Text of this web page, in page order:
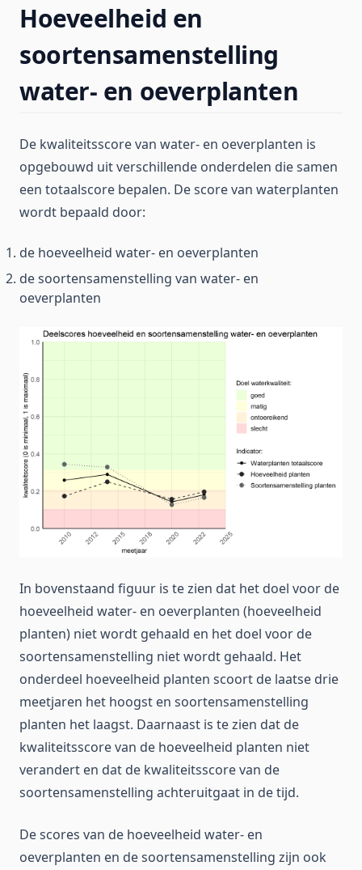
Hoeveelheid en
soortensamenstelling
water- en oeverplanten
De kwaliteitsscore van water- en oeverplanten is
opgebouwd uit verschillende onderdelen die samen
een totaalscore bepalen. De score van waterplanten
wordt bepaald door:
de hoeveelheid water- en oeverplanten
de soortensamenstelling van water- en
oeverplanten
In bovenstaand figuur is te zien dat het doel voor de
hoeveelheid water- en oeverplanten (hoeveelheid
planten) niet wordt gehaald en het doel voor de
soortensamenstelling niet wordt gehaald. Het
onderdeel hoeveelheid planten scoort de laatse drie
meetjaren het hoogst en soortensamenstelling
planten het laagst. Daarnaast is te zien dat de
kwaliteitsscore van de hoeveelheid planten niet
verandert en dat de kwaliteitsscore van de
soortensamenstelling achteruitgaat in de tijd.
De scores van de hoeveelheid water- en
oeverplanten en de soortensamenstelling zijn ook